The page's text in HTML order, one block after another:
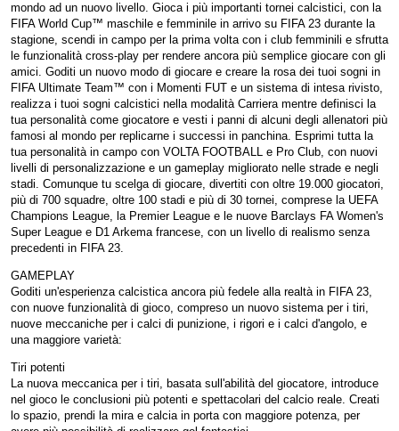
mondo ad un nuovo livello. Gioca i più importanti tornei calcistici, con la
FIFA World Cup™ maschile e femminile in arrivo su FIFA 23 durante la
stagione, scendi in campo per la prima volta con i club femminili e sfrutta
le funzionalità cross-play per rendere ancora più semplice giocare con gli
amici. Goditi un nuovo modo di giocare e creare la rosa dei tuoi sogni in
FIFA Ultimate Team™ con i Momenti FUT e un sistema di intesa rivisto,
realizza i tuoi sogni calcistici nella modalità Carriera mentre definisci la
tua personalità come giocatore e vesti i panni di alcuni degli allenatori più
famosi al mondo per replicarne i successi in panchina. Esprimi tutta la
tua personalità in campo con VOLTA FOOTBALL e Pro Club, con nuovi
livelli di personalizzazione e un gameplay migliorato nelle strade e negli
stadi. Comunque tu scelga di giocare, divertiti con oltre 19.000 giocatori,
più di 700 squadre, oltre 100 stadi e più di 30 tornei, comprese la UEFA
Champions League, la Premier League e le nuove Barclays FA Women's
Super League e D1 Arkema francese, con un livello di realismo senza
precedenti in FIFA 23.
GAMEPLAY
Goditi un'esperienza calcistica ancora più fedele alla realtà in FIFA 23,
con nuove funzionalità di gioco, compreso un nuovo sistema per i tiri,
nuove meccaniche per i calci di punizione, i rigori e i calci d'angolo, e
una maggiore varietà:
Tiri potenti
La nuova meccanica per i tiri, basata sull'abilità del giocatore, introduce
nel gioco le conclusioni più potenti e spettacolari del calcio reale. Creati
lo spazio, prendi la mira e calcia in porta con maggiore potenza, per